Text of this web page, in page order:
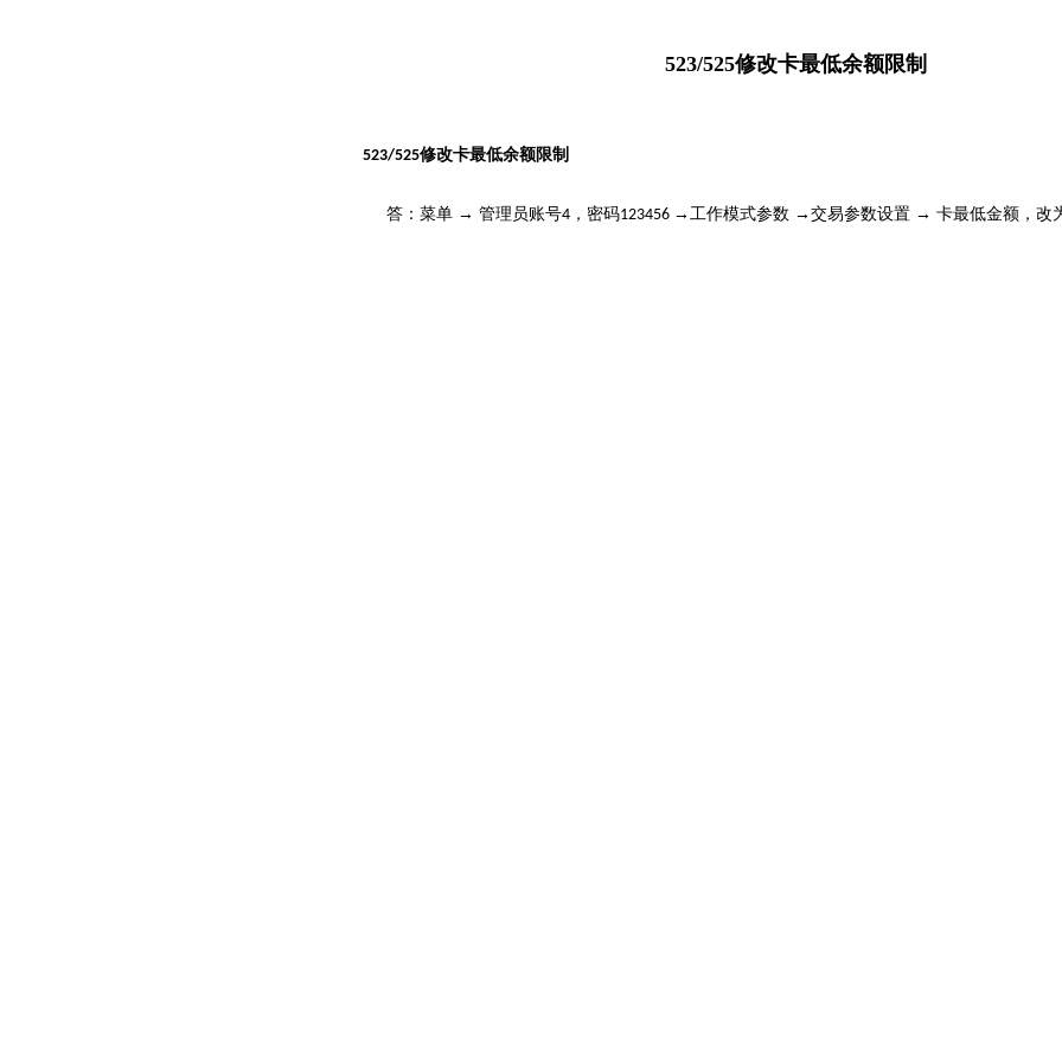
523/525修改卡最低余额限制
523/525修改卡最低余额限制
答：菜单 → 管理员账号4，密码123456 →工作模式参数 →交易参数设置 → 卡最低金额，改